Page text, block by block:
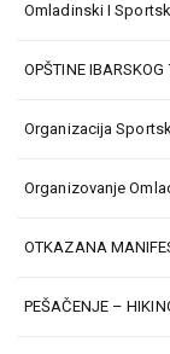
Omladinski I
OPŠTINE IBARSKOG
Organizacija
Organizovanje
OTKAZANA
PEŠAČENJE –